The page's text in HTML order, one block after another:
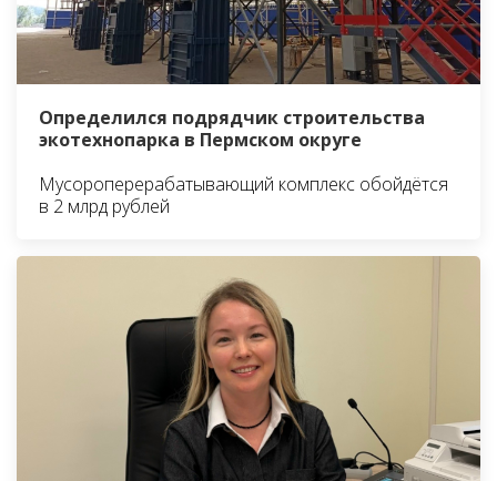
Определился подрядчик строительства
экотехнопарка в Пермском округе
Мусороперерабатывающий комплекс обойдётся
в 2 млрд рублей